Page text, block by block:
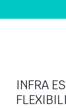
INFRA